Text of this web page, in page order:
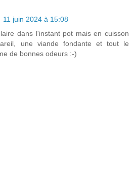
11 juin 2024 à 15:08
dans l'instant pot mais en cuisson
une viande fondante et tout le
de bonnes odeurs :-)